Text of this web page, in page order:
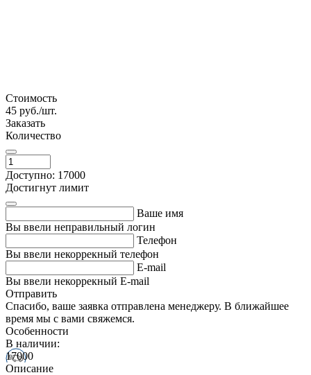
Стоимость
45 руб./шт.
Заказать
Количество
Доступно: 17000
Достигнут лимит
Ваше имя
Вы ввели неправильный логин
Телефон
Вы ввели некоррекный телефон
E-mail
Вы ввели некоррекный E-mail
Отправить
Спасибо, ваше заявка отправлена менеджеру. В ближайшее
время мы с вами свяжемся.
Особенности
В наличии:
17000
Описание